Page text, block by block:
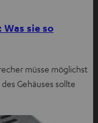
sie so
müsse möglichst
Gehäuses sollte